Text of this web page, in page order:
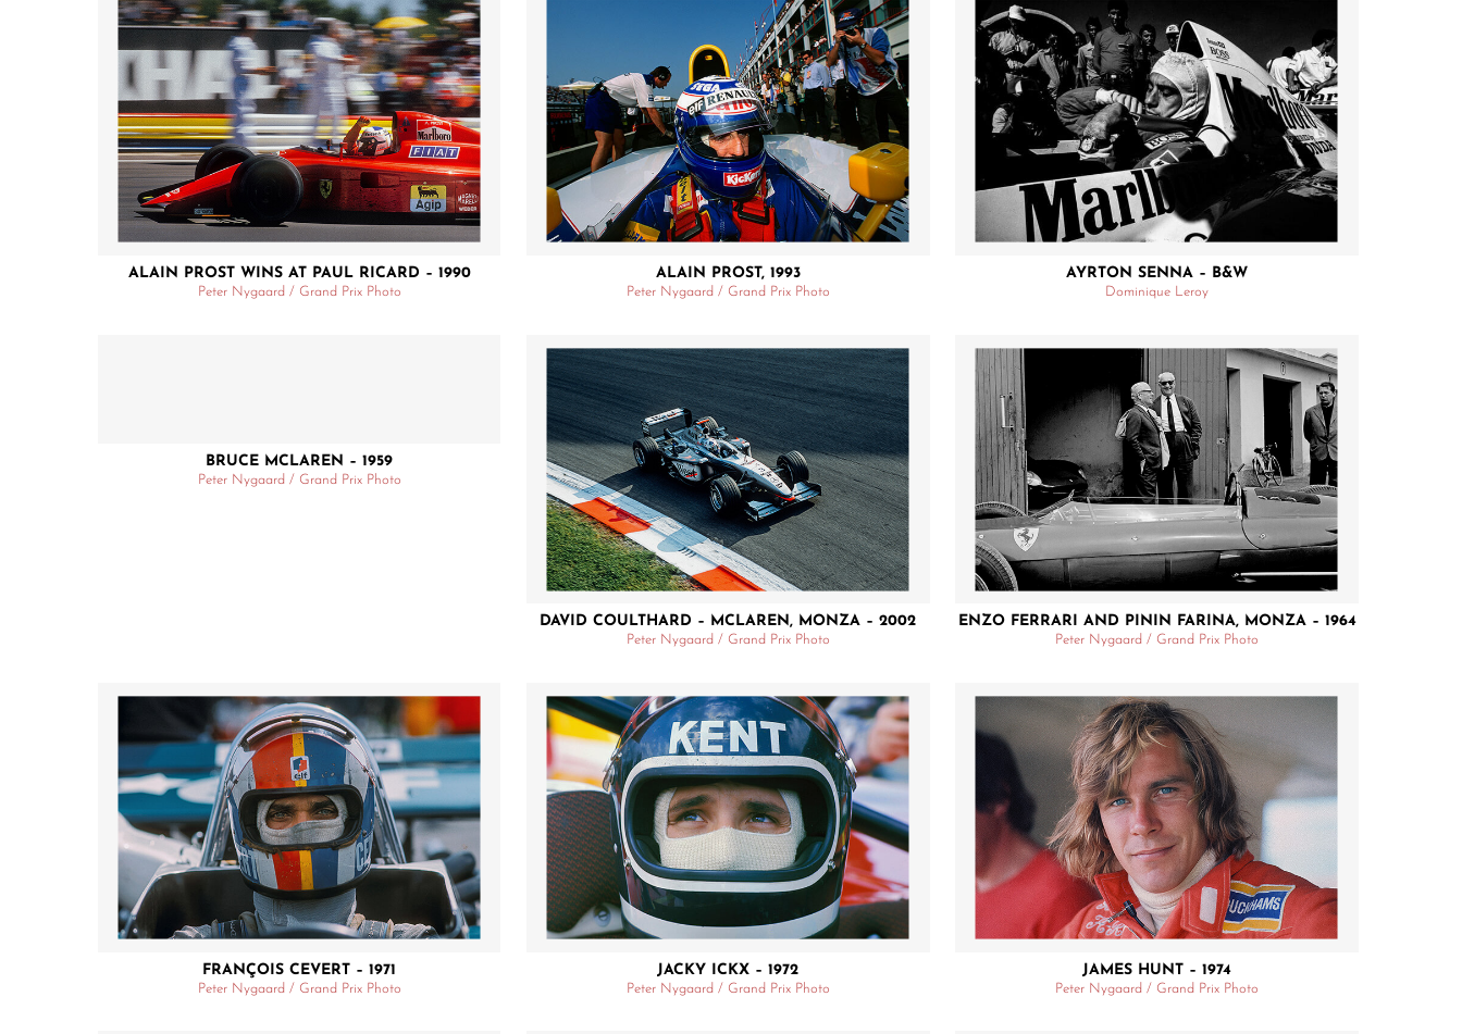
ALAIN PROST WINS AT PAUL RICARD – 1990
Peter Nygaard / Grand Prix Photo
ALAIN PROST, 1993
Peter Nygaard / Grand Prix Photo
AYRTON SENNA – B&W
Dominique Leroy
BRUCE MCLAREN – 1959
Peter Nygaard / Grand Prix Photo
DAVID COULTHARD – MCLAREN, MONZA – 2002
Peter Nygaard / Grand Prix Photo
ENZO FERRARI AND PININ FARINA, MONZA – 1964
Peter Nygaard / Grand Prix Photo
FRANÇOIS CEVERT – 1971
Peter Nygaard / Grand Prix Photo
JACKY ICKX – 1972
Peter Nygaard / Grand Prix Photo
JAMES HUNT – 1974
Peter Nygaard / Grand Prix Photo